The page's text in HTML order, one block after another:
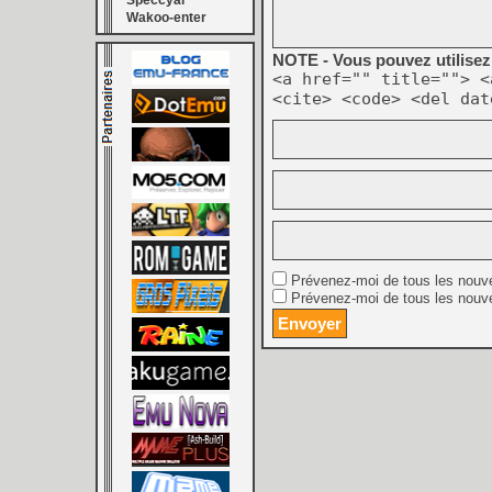
Wakoo-enter
NOTE - Vous pouvez
<a href="" title="">
<cite> <code> <del
Prévenez-moi de tous les
Prévenez-moi de tous les